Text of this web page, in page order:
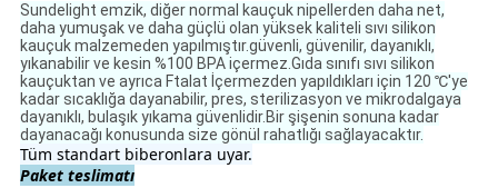
Sundelight emzik, diğer normal kauçuk nipellerden daha net,
daha yumuşak ve daha güçlü olan yüksek kaliteli sıvı silikon
kauçuk malzemeden yapılmıştır.güvenli, güvenilir, dayanıklı,
yıkanabilir ve kesin %100 BPA içermez.Gıda sınıfı sıvı silikon
kauçuktan ve ayrıca Ftalat İçermezden yapıldıkları için 120 ℃'ye
kadar sıcaklığa dayanabilir, pres, sterilizasyon ve mikrodalgaya
dayanıklı, bulaşık yıkama güvenlidir.Bir şişenin sonuna kadar
dayanacağı konusunda size gönül rahatlığı sağlayacaktır.
Tüm standart biberonlara uyar.
Paket teslimatı